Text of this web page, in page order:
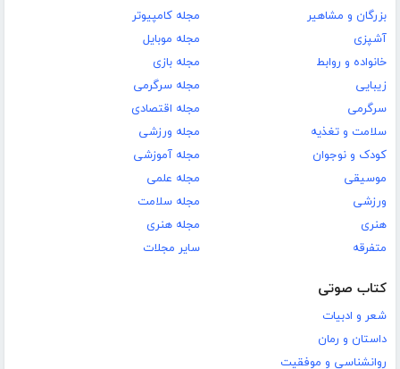
بزرگان و مشاهیر
آشپزی
خانواده و روابط
زیبایی
سرگرمی
سلامت و تغذیه
کودک و نوجوان
موسیقی
ورزشی
هنری
متفرقه
مجله کامپیوتر
مجله موبایل
مجله بازی
مجله سرگرمی
مجله اقتصادی
مجله ورزشی
مجله آموزشی
مجله علمی
مجله سلامت
مجله هنری
سایر مجلات
کتاب صوتی
شعر و ادبیات
داستان و رمان
روانشناسی و موفقیت